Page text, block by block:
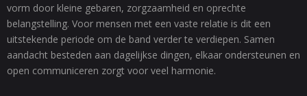
vorm door kleine gebaren, zorgzaamheid en oprechte
belangstelling. Voor mensen met een vaste relatie is dit een
uitstekende periode om de band verder te verdiepen. Samen
aandacht besteden aan dagelijkse dingen, elkaar ondersteunen en
open communiceren zorgt voor veel harmonie.